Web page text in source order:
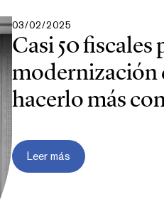
03/02/2025
Casi 50
modernización
hacerlo más
Leer más